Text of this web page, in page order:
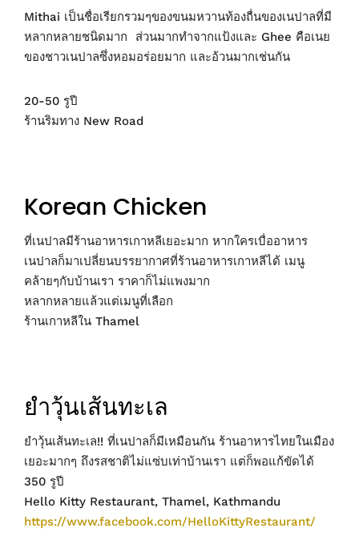
Mithai เป็นชื่อเรียกรวมๆของขนมหวานท้องถื่นของเนปาลที่มี
หลากหลายชนิดมาก ส่วนมากทำจากแป้งและ Ghee คือเนย
ของชาวเนปาลซึ่งหอมอร่อยมาก และอ้วนมากเช่นกัน
20-50 รูปี
ร้านริมทาง New Road
Korean Chicken
ที่เนปาลมีร้านอาหารเกาหลีเยอะมาก หากใครเบื่ออาหาร
เนปาลก็มาเปลี่ยนบรรยากาศที่ร้านอาหารเกาหลีได้ เมนู
คล้ายๆกับบ้านเรา ราคาก็ไม่แพงมาก
หลากหลายแล้วแต่เมนูที่เลือก
ร้านเกาหลีใน Thamel
ยำวุ้นเส้นทะเล
ยำวุ้นเส้นทะเล!! ที่เนปาลก็มีเหมือนกัน ร้านอาหารไทยในเมือง
เยอะมากๆ ถึงรสชาติไม่แซ่บเท่าบ้านเรา แต่ก็พอแก้ขัดได้
350 รูปี
Hello Kitty Restaurant, Thamel, Kathmandu
https://www.facebook.com/HelloKittyRestaurant/